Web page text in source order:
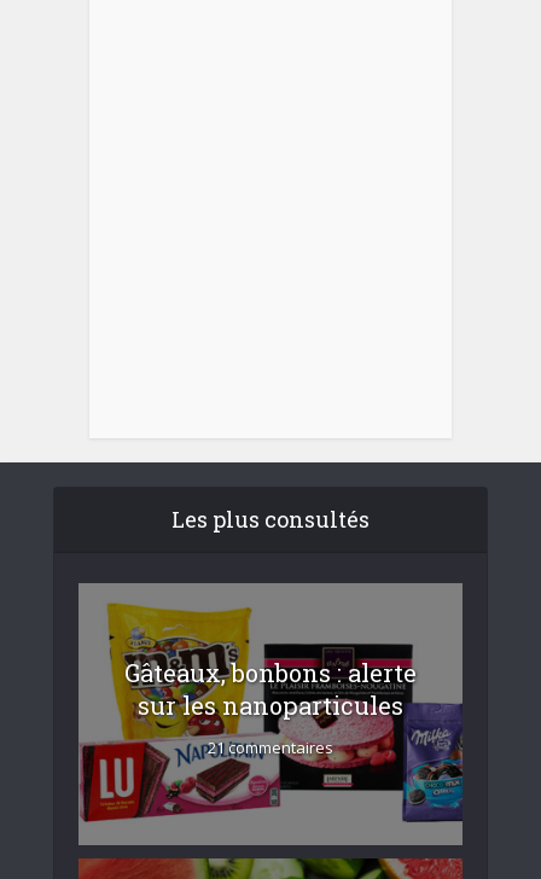
Les plus consultés
Gâteaux, bonbons : alerte
sur les nanoparticules
21 commentaires